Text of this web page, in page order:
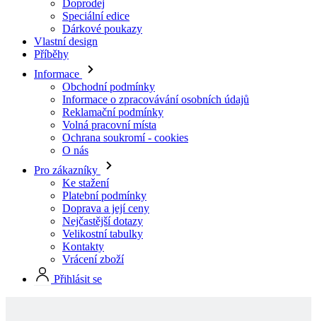
Informace
Obchodní podmínky
Informace o zpracovávání osobních údajů
Reklamační podmínky
Volná pracovní místa
Ochrana soukromí - cookies
O nás
Pro zákazníky
Ke stažení
Platební podmínky
Doprava a její ceny
Nejčastější dotazy
Velikostní tabulky
Kontakty
Vrácení zboží
Přihlásit se